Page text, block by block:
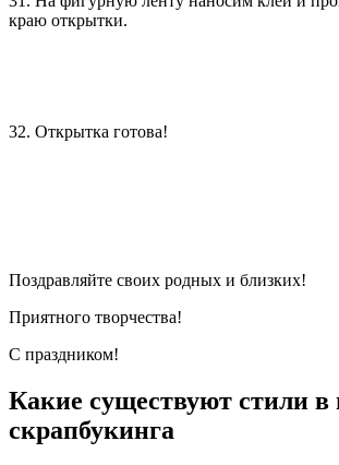
краю открытки.
32. Открытка готова!
Поздравляйте своих родных и близких!
Приятного творчества!
С праздником!
Какие существуют стили в
скрапбукинга